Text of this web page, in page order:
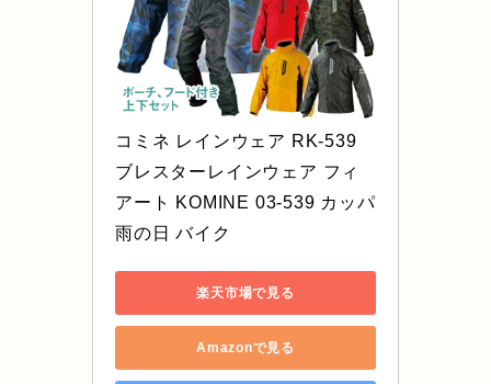
コミネ レインウェア RK-539
ブレスターレインウェア フィ
アート KOMINE 03-539 カッパ
雨の日 バイク
楽天市場で見る
Amazonで見る